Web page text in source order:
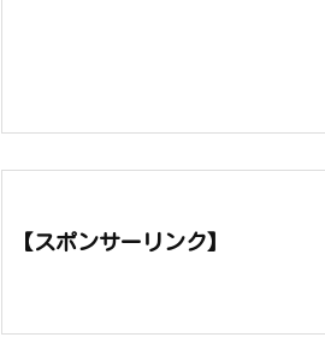
【スポンサーリンク】